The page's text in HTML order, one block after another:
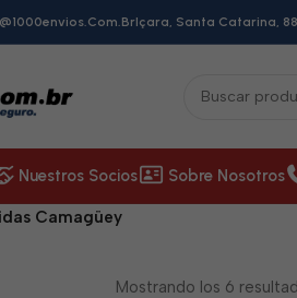
Içara, Santa Catarina,
Nuestros Socios Sobre Nosotros
Camagüey
Mostrando los 6